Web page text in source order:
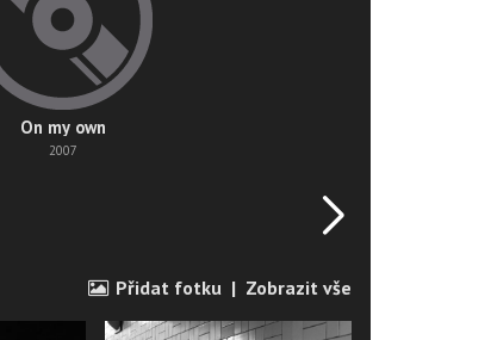
On my own
2007
Přidat fotku | Zobrazit vše